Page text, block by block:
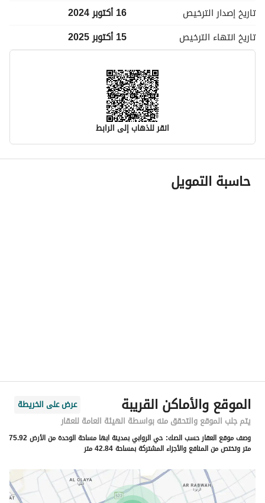
تاريخ إصدار الترخيص
16 أكتوبر 2024
تاريخ انتهاء الترخيص 15 أكتوبر 2025
انقر للذهاب إلى الرابط
معلومات مسؤول الإعلان
اسم المسؤول
رقم المبنى
7458
الرقم الاضافي
4692
خط العرض
18.256020701526317
حاسبة التمويل
الموقع والأماكن القريبة
عرض على الخريطة
يتم جلب الموقع والتحقق منه بواسطة الهيئة العامة للعقار
وصف موقع العقار حسب الصك:
حي الروابي بمدينة ابها مساحة الوحدة من الأرض 75.92
متر وتختص من المنافع والأجزاء المشتركة بمساحة 42.84 متر